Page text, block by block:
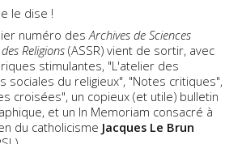
le dise !
numéro desArchives de Sciences
Religions (ASSR) vient de sortir, avec
stimulantes, "L'atelier des
sociales du religieux", "Notes critiques",
croisées", un copieux (et utile) bulletin
et un In Memoriam consacré à
du catholicisme Jacques Le Brun